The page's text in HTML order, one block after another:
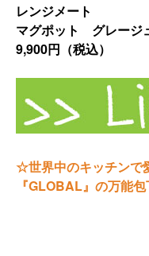
レンジメート
マグポット グレージ
9,900円（税込）
☆世界中のキッチンで
『GLOBAL』 の万能